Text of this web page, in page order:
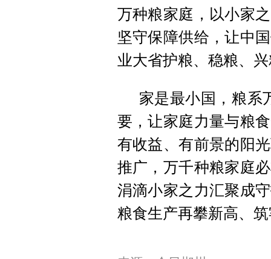
万种粮家庭，以小家
坚守保障供给，让中
业大省护粮、稳粮、
家是最小国，粮系
要，让家庭力量与粮
有收益、有前景的阳
推广，万千种粮家庭
涓滴小家之力汇聚成
粮食生产再攀新高、